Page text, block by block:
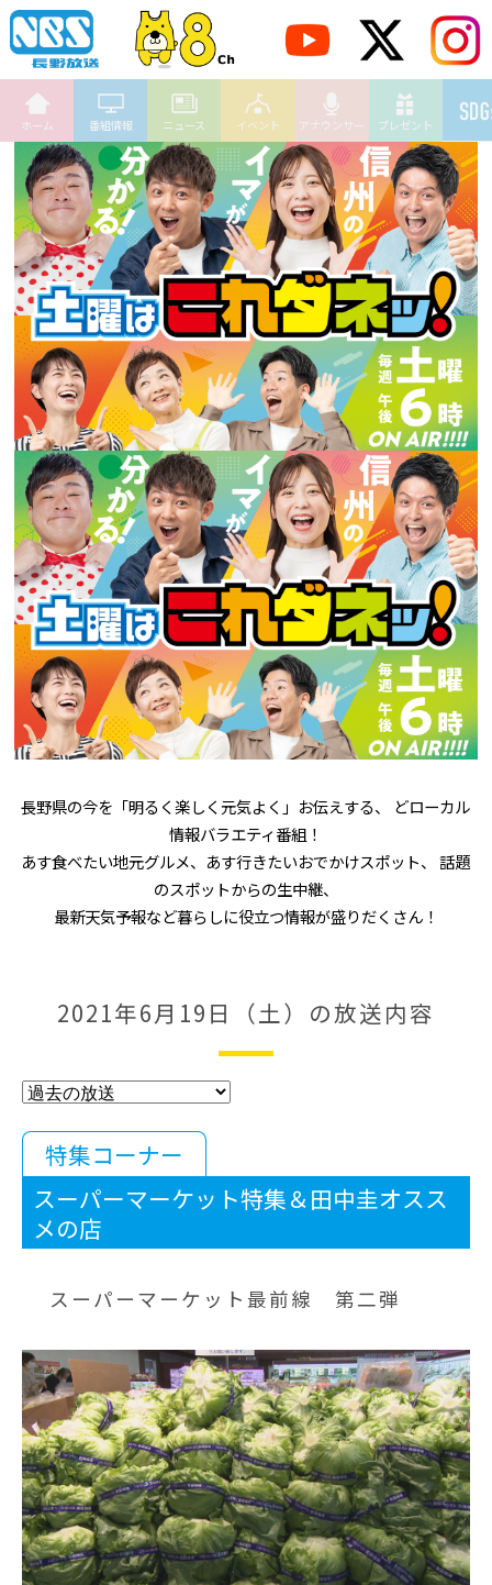
ホーム 番組情報 ニュース イベント アナウンサー プレゼント
長野県の今を「明るく楽しく元気よく」お伝えする、 どローカル
情報バラエティ番組！
あす食べたい地元グルメ、あす行きたいおでかけスポット、 話題
のスポットからの生中継、
最新天気予報など暮らしに役立つ情報が盛りだくさん！
2021年6月19日（土）の放送内容
特集コーナー
スーパーマーケット特集＆田中圭オスス
メの店
スーパーマーケット最前線 第二弾